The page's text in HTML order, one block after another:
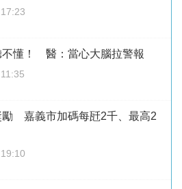
不懂！ 醫：當心大腦拉警報
勵 嘉義市加碼每瓩2千、最高2